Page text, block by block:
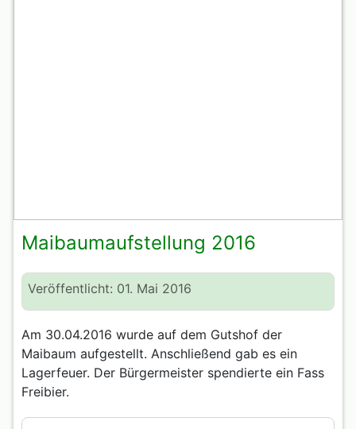
Maibaumaufstellung 2016
Veröffentlicht: 01. Mai 2016
Am 30.04.2016 wurde auf dem Gutshof der
Maibaum aufgestellt. Anschließend gab es ein
Lagerfeuer. Der Bürgermeister spendierte ein Fass
Freibier.